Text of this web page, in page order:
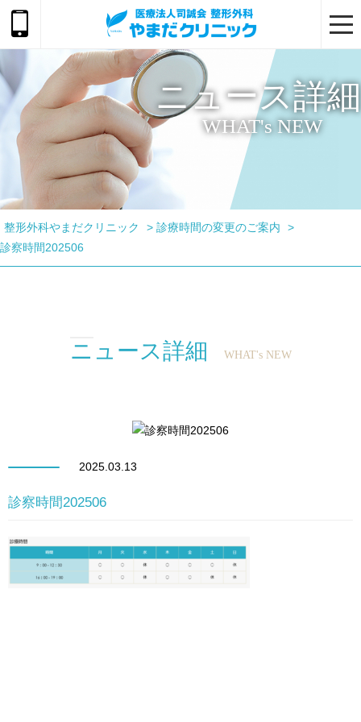
ニュース詳細
WHAT's NEW
整形外科やまだクリニック > 診療時間の変更のご案内
>
診察時間202506
ニュース詳細 WHAT's NEW
2025.03.13
診察時間202506